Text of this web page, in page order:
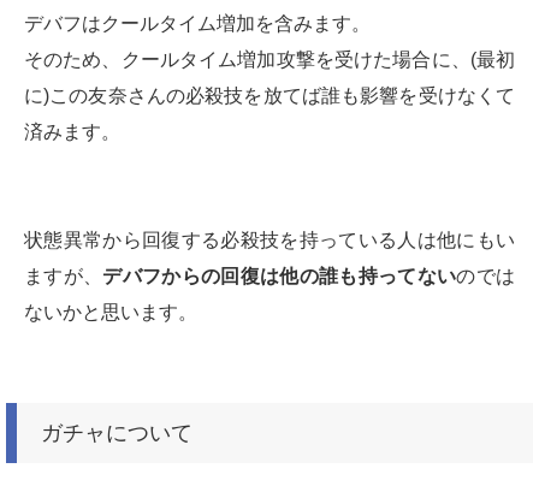
デバフはクールタイム増加を含みます。
そのため、クールタイム増加攻撃を受けた場合に、(最初
に)この友奈さんの必殺技を放てば誰も影響を受けなくて
済みます。
状態異常から回復する必殺技を持っている人は他にもい
ますが、 デバフからの回復は他の誰も持ってないのでは
ないかと思います。
ガチャについて